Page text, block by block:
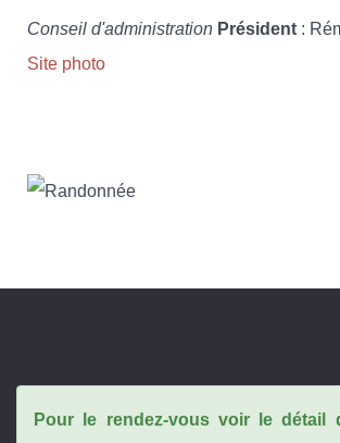
Conseil d'administration Président :
Site photo
Pour le rendez-vous voir le détail